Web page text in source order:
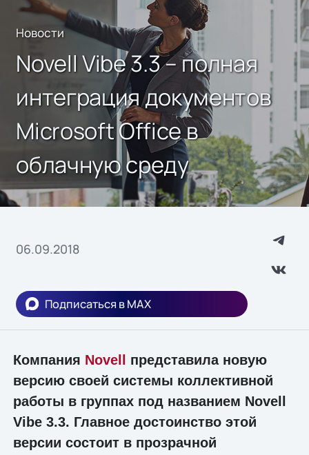
Новости
Novell Vibe 3.3 – полная
интеграция документов
Microsoft Office в
облачную среду
06.09.2018
Подписаться в MAX
Компания Novell
представила новую
версию своей системы коллективной
работы в группах под названием Novell
Vibe 3.3. Главное достоинство этой
версии состоит в прозрачной